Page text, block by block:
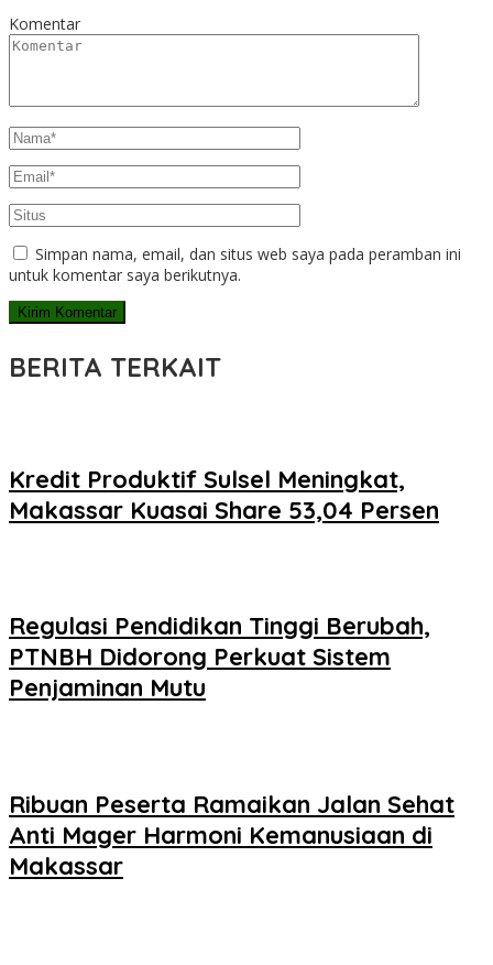
Komentar
Simpan nama, email, dan situs web saya pada peramban ini
untuk komentar saya berikutnya.
BERITA TERKAIT
Kredit Produktif Sulsel Meningkat,
Makassar Kuasai Share 53,04 Persen
Regulasi Pendidikan Tinggi Berubah,
PTNBH Didorong Perkuat Sistem
Penjaminan Mutu
Ribuan Peserta Ramaikan Jalan Sehat
Anti Mager Harmoni Kemanusiaan di
Makassar